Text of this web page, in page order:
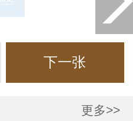
下一张
更多>>